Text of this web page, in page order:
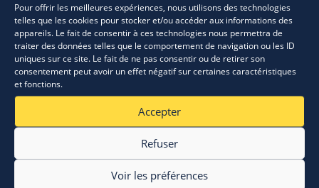
Pour offrir les meilleures expériences, nous utilisons des technologies
telles que les cookies pour stocker et/ou accéder aux informations des
appareils. Le fait de consentir à ces technologies nous permettra de
traiter des données telles que le comportement de navigation ou les ID
uniques sur ce site. Le fait de ne pas consentir ou de retirer son
consentement peut avoir un effet négatif sur certaines caractéristiques
et fonctions.
Accepter
Refuser
Voir les préférences